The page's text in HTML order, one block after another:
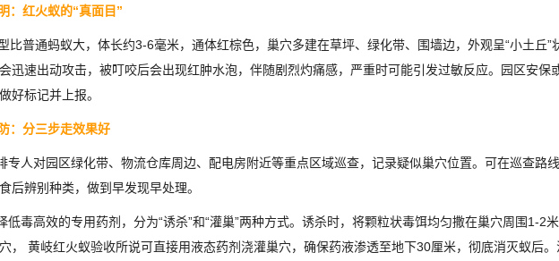
：红火蚁的“真面目”
比普通蚂蚁大，体长约3-6毫米，通体红棕色，巢穴多建在草坪、绿化带、围墙边，外观呈“小土丘
会迅速出动攻击，被叮咬后会出现红肿水泡，伴随剧烈灼痛感，严重时可能引发过敏反应。园区安保
好标记并上报。
：分三步走效果好
专人对园区绿化带、物流仓库周边、配电房附近等重点区域巡查，记录疑似巢穴位置。可在巡查路
后辨别种类，做到早发现早处理。
低毒高效的专用药剂，分为“诱杀”和“灌巢”两种方式。诱杀时，将颗粒状毒饵均匀撒在巢穴周围1-2
， 黄岐红火蚁验收所说可直接用液态药剂浇灌巢穴，确保药液渗透至地下30厘米，彻底消灭蚁后。